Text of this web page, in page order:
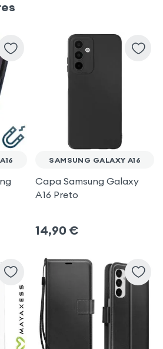
SAMSUNG GALAXY A16
Capa Samsung Galaxy
A16 Preto
14,90 €